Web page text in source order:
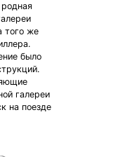
того же
было
галереи
на поезде